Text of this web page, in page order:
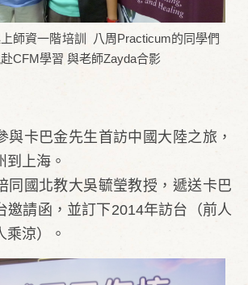
上師資一階培訓 八周Practicum的同學們
赴CFM學習 與老師Zayda合影
與卡巴金先生首訪中國大陸之旅，
到上海。
同國北教大吳毓瑩教授，遞送卡巴
邀請函，並訂下2014年訪台（前人
乘涼）。